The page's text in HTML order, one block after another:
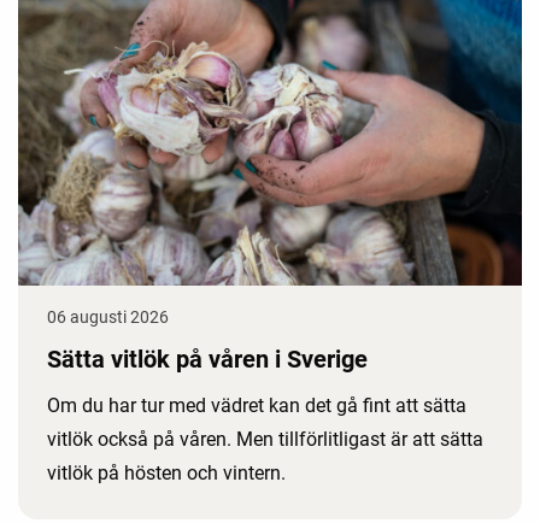
06 augusti 2026
Sätta vitlök på våren i Sverige
Om du har tur med vädret kan det gå fint att sätta
vitlök också på våren. Men tillförlitligast är att sätta
vitlök på hösten och vintern.